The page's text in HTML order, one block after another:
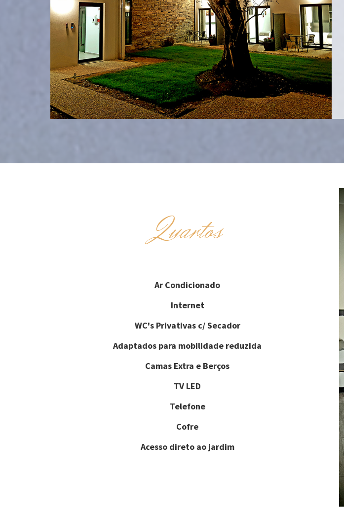
Quartos
Ar Condicionado
Internet
WC's Privativas c/ Secador
Adaptados para mobilidade reduzida
Camas Extra e Berços
TV LED
Telefone
Cofre
Acesso direto ao jardim